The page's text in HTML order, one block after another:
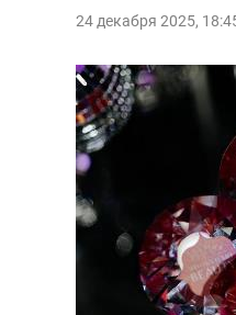
24 декабря 2025,